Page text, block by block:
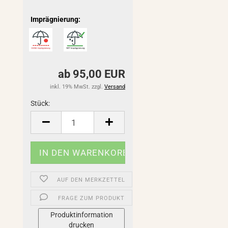
Imprägnierung:
ab 95,00 EUR
inkl. 19% MwSt. zzgl. Versand
Stück:
Stück
AUF DEN MERKZETTEL
FRAGE ZUM PRODUKT
Produktinformation
drucken